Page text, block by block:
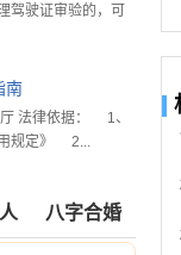
驾驶证审验的，可
南
法律依据： 1、
规定》 2...
八字合婚